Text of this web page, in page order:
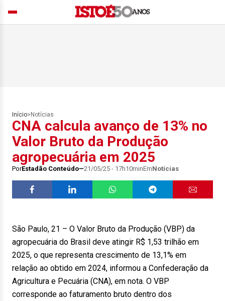
Início> Notícias
CNA calcula avanço de 13% no
Valor Bruto da Produção
agropecuária em 2025
PorEstadão Conteúdo 21/05/25 - 17h10minEmNotícias
São Paulo, 21 – O Valor Bruto da Produção (VBP) da
agropecuária do Brasil deve atingir R$ 1,53 trilhão em
2025, o que representa crescimento de 13,1% em
relação ao obtido em 2024, informou a Confederação da
Agricultura e Pecuária (CNA), em nota. O VBP
corresponde ao faturamento bruto dentro dos